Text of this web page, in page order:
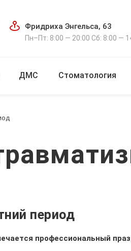
Фридриха Энгельса, 63
Пн–Пт: 8:00 — 20:00 Сб: 8:00 —
ДМС Стоматология
период
профессиональный